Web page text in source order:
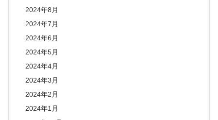
2024年8月
2024年7月
2024年6月
2024年5月
2024年4月
2024年3月
2024年2月
2024年1月